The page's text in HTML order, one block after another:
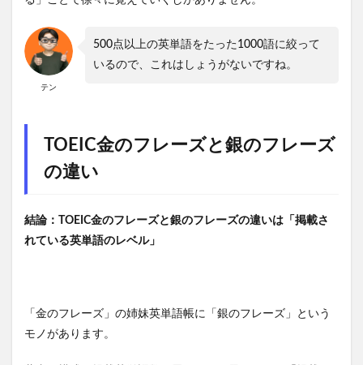
テン
500点以上の英単語をたった1000語に絞って
いるので、これはしょうがないですね。
TOEIC金のフレーズと銀のフレーズ
の違い
結論：TOEIC金のフレーズと銀のフレーズの違いは「掲載さ
れている英単語のレベル」
「金のフレーズ」の姉妹英単語帳に「銀のフレーズ」という
モノがあります。